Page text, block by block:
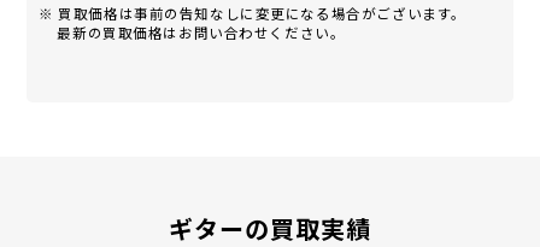
※ 買取価格は事前の告知なしに変更になる場合がございます。
最新の買取価格はお問い合わせください。
ギターの買取実績